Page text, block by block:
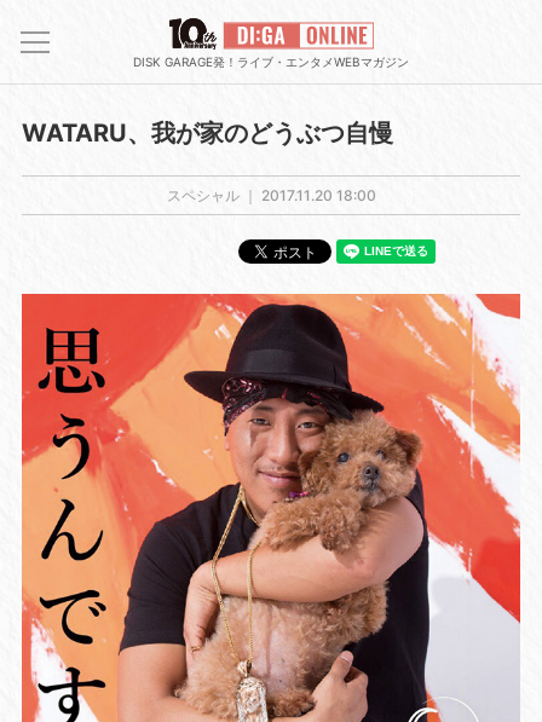
DISK GARAGE発！ライブ・エンタメWEBマガジン
WATARU、我が家のどうぶつ自慢
スペシャル ｜ 2017.11.20 18:00